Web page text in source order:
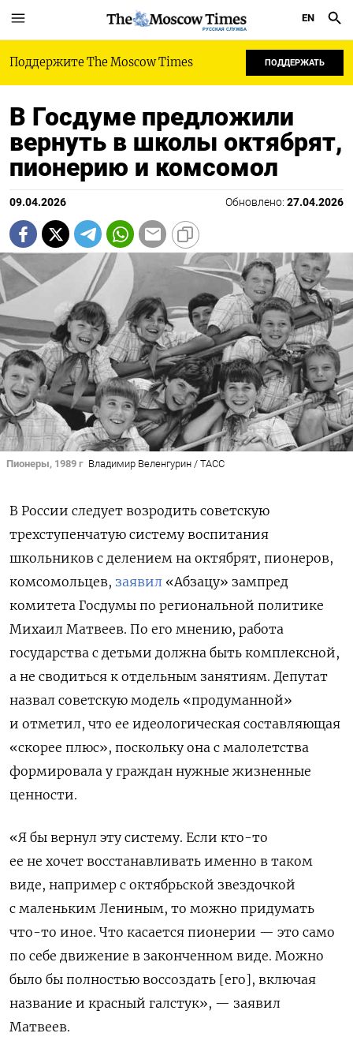
РУССКАЯ СЛУЖБА
EN
Поддержите The Moscow Times ПОДДЕРЖАТЬ
В Госдуме предложили
вернуть в школы октябрят,
пионерию и комсомол
09.04.2026 Обновлено: 27.04.2026
Пионеры, 1989 г Владимир Веленгурин / ТАСС
В России следует возродить советскую
трехступенчатую систему воспитания
школьников с делением на октябрят, пионеров,
комсомольцев, заявил «Абзацу» зампред
комитета Госдумы по региональной политике
Михаил Матвеев. По его мнению, работа
государства с детьми должна быть комплексной,
а не сводиться к отдельным занятиям. Депутат
назвал советскую модель «продуманной»
и отметил, что ее идеологическая составляющая
«скорее плюс», поскольку она с малолетства
формировала у граждан нужные жизненные
ценности.
«Я бы вернул эту систему. Если кто-то
ее не хочет восстанавливать именно в таком
виде, например с октябрьской звездочкой
с маленьким Лениным, то можно придумать
что-то иное. Что касается пионерии — это само
по себе движение в законченном виде. Можно
было бы полностью воссоздать [его], включая
название и красный галстук», — заявил
Матвеев.